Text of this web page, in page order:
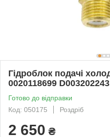
Гідроблок подачі
0020118699 D003202243
Готово до відправки
Код: 050175
Роздріб
2 650 ₴